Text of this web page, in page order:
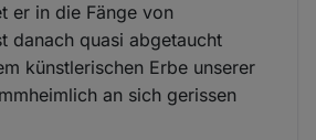
er in die Fänge von
danach quasi abgetaucht
künstlerischen Erbe unserer
an sich gerissen